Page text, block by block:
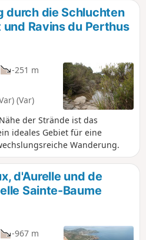
durch die Schluchten
Ravins du Perthus
-251 m
(Var)
der Strände ist das
ideales Gebiet für eine
Wanderung.
d'Aurelle und de
Sainte-Baume
-967 m